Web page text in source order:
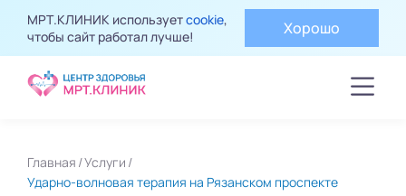
МРТ.КЛИНИК используетcookie,
чтобы сайт работал лучше!
Хорошо
Главная Услуги
Ударно-волновая терапия на Рязанском проспекте